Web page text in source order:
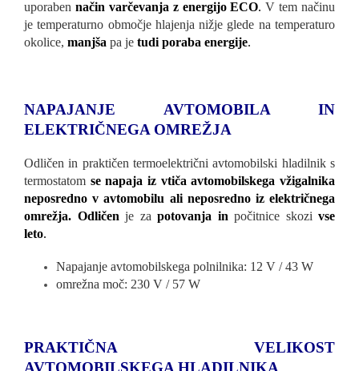
uporaben način varčevanja z energijo ECO. V tem načinu
je temperaturno območje hlajenja nižje glede na temperaturo
okolice, manjša pa je tudi poraba energije.
NAPAJANJE AVTOMOBILA IN
ELEKTRIČNEGA OMREŽJA
Odličen in praktičen termoelektrični avtomobilski hladilnik s
termostatom se napaja iz vtiča avtomobilskega vžigalnika
neposredno v avtomobilu ali neposredno iz električnega
omrežja. Odličen je za potovanja in počitnice skozi vse
leto.
Napajanje avtomobilskega polnilnika: 12 V / 43 W
omrežna moč: 230 V / 57 W
PRAKTIČNA VELIKOST